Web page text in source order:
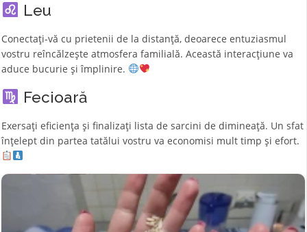
Leu
Conectați-vă cu prietenii de la distanță, deoarece entuziasmul
vostru reîncălzește atmosfera familială. Această interacțiune va
aduce bucurie și împlinire.
Fecioară
Exersați eficiența și finalizați lista de sarcini de dimineață. Un sfat
înțelept din partea tatălui vostru va economisi mult timp și efort.